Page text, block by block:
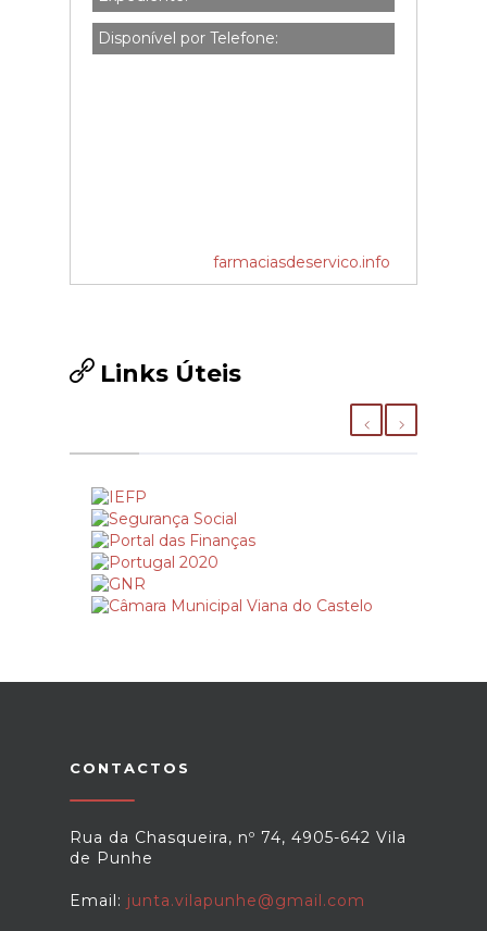
Disponível por Telefone:
farmaciasdeservico.info
Links Úteis
CONTACTOS
Rua da Chasqueira, nº 74, 4905-642 Vila
de Punhe
Email: junta.vilapunhe@gmail.com